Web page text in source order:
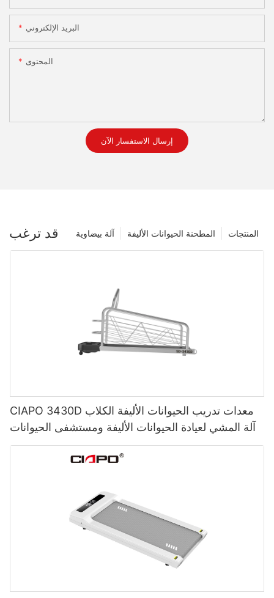
البريد الإلكتروني
المحتوى
إرسال الاستفسار الآن
قد ترغب المنتجات المطحنة الحيوانات الأليفة آلة بيضاوية
CIAPO 3430D معدات تدريب الحيوانات الأليفة الكلاب
آلة المشي لعيادة الحيوانات الأليفة ومستشفى الحيوانات